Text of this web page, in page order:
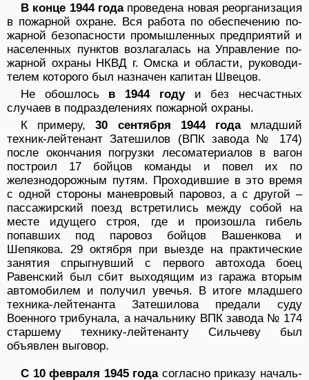
В конце 1944 годапроведена новая реорганизация
в пожарной охране. Вся работа по обеспечению по­
жарной безопасности промышленных предприятий и
населенных пунктов возлагалась на Управление по­
жарной охраны НКВД г. Омска и области, руководи­
телем которого был назначен капитан Швецов.
Не обошлось в 1944 годуи без несчастных
случаев в подразделениях пожарной охраны.
К примеру,30 сентября 1944 годамладший
техник-лейтенант Затешилов (ВПК завода № 174)
после окон­чания погрузки лесоматериалов в вагон
построил 17 бойцов команды и повел их по
железнодорожным путям. Проходившие в это время
с одной стороны ма­невровый паровоз, а с другой –
пассажирский поезд встретились между собой на
месте идущего строя, где и произошла гибель
попавших под паровоз бойцов Вашенкова и
Шепякова. 29 октября при выезде на практические
занятия спрыгнувший с первого авто­хода боец
Равенский был сбит выходящим из гаража вторым
автомобилем и получил увечья. В итоге млад­шего
техника-лейтенанта Затешилова предали суду
Военного трибунала, а начальнику ВПК завода № 174
старшему технику-лейтенанту Сильчеву был
объявлен выговор.
С 10 февраля 1945 годасогласно приказу началь­